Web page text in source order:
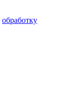
обработку